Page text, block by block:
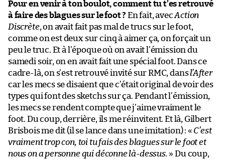
Pour en venir à ton boulot, comment tu t’es retrouvé
à faire des blagues sur le foot ? En fait, avecAction
Discrète, on avait fait pas mal de trucs sur le foot,
comme on est deux sur cinq à aimer ça, on forçait un
peu le truc. Et à l’époque où on avait l’émission du
samedi soir, on en avait fait une spécial foot. Dans ce
cadre-là, on s’est retrouvé invité sur RMC, dansl’After
car les mecs se disaient que c’était original de voir des
types qui font des sketchs sur ça. Pendant l’émission,
les mecs se rendent compte que j’aime vraiment le
foot. Du coup, derrière, ils me réinvitent. Et là, Gilbert
Brisbois me dit (il se lance dans une imitation) : « C’est
vraiment trop con, toi tu fais des blagues sur le foot et
nous on a personne qui déconne là-dessus. » Du coup,